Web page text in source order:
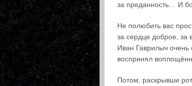
за преданность… И
Не полюбить вас
за сердце доброе, за
Иван Гаврилыч очень
воспринял
Потом, раскрывши